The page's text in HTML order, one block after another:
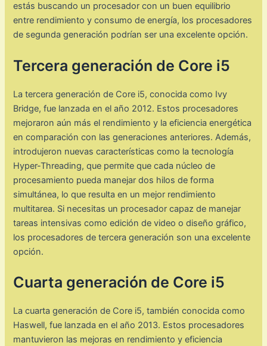
estás buscando un procesador con un buen equilibrio
entre rendimiento y consumo de energía, los procesadores
de segunda generación podrían ser una excelente opción.
Tercera generación de Core i5
La tercera generación de Core i5, conocida como Ivy
Bridge, fue lanzada en el año 2012. Estos procesadores
mejoraron aún más el rendimiento y la eficiencia energética
en comparación con las generaciones anteriores. Además,
introdujeron nuevas características como la tecnología
Hyper-Threading, que permite que cada núcleo de
procesamiento pueda manejar dos hilos de forma
simultánea, lo que resulta en un mejor rendimiento
multitarea. Si necesitas un procesador capaz de manejar
tareas intensivas como edición de video o diseño gráfico,
los procesadores de tercera generación son una excelente
opción.
Cuarta generación de Core i5
La cuarta generación de Core i5, también conocida como
Haswell, fue lanzada en el año 2013. Estos procesadores
mantuvieron las mejoras en rendimiento y eficiencia